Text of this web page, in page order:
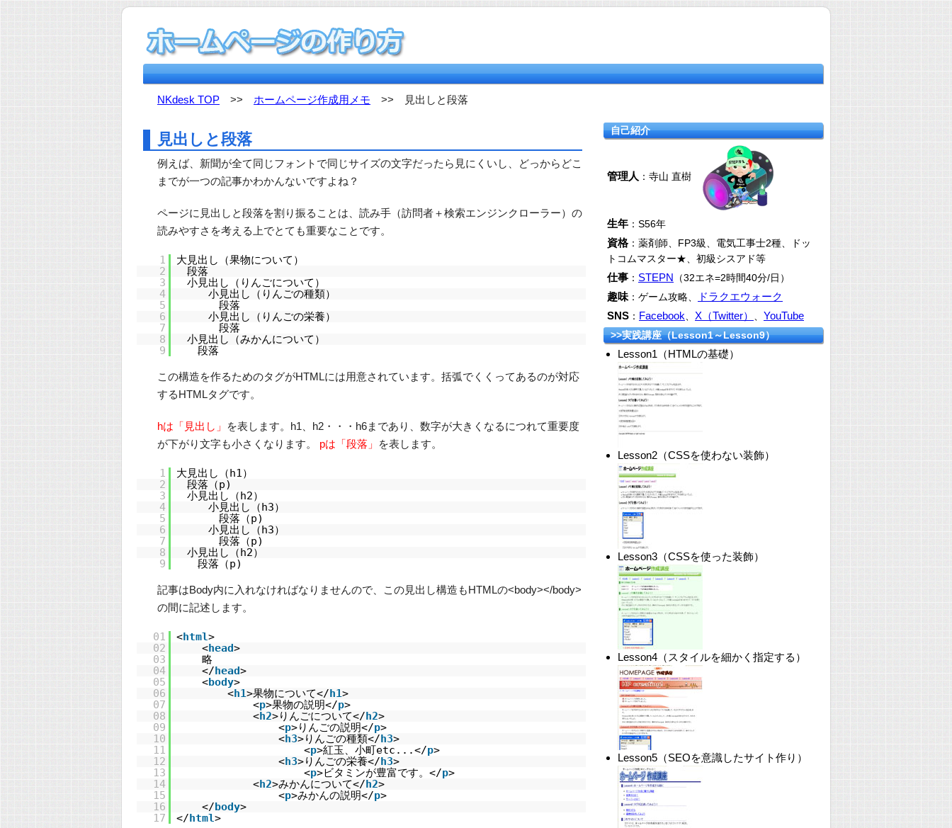
NKdesk TOP >> ホームページ作成用メモ >> 見出しと段落
見出しと段落
例えば、新聞が全て同じフォントで同じサイズの文字だったら見にくいし、どっからどこ
までが一つの記事かわかんないですよね？
ページに見出しと段落を割り振ることは、読み手（訪問者＋検索エンジンクローラー）の
読みやすさを考える上でとても重要なことです。
1
大見出し（果物について）
2
段落
3
小見出し（りんごについて）
4
小見出し（りんごの種類）
5
段落
6
小見出し（りんごの栄養）
7
段落
8
小見出し（みかんについて）
9
段落
この構造を作るためのタグがHTMLには用意されています。括弧でくくってあるのが対応
するHTMLタグです。
hは「見出し」
を表します。h1、h2・・・h6まであり、数字が大きくなるにつれて重要度
が下がり文字も小さくなります。
pは「段落」 を表します。
1
大見出し（h1）
2
段落（p)
3
小見出し（h2）
4
小見出し（h3）
5
段落（p)
6
小見出し（h3）
7
段落（p)
8
小見出し（h2）
9
段落（p)
記事はBody内に入れなければなりませんので、この見出し構造もHTMLの<body></body>
の間に記述します。
01 <html>
02
<head>
03
略
04
</head>
05
<body>
06
<h1>果物について</h1>
07
<p>果物の説明</p>
08
<h2>りんごについて</h2>
09
<p>りんごの説明</p>
10
<h3>りんごの種類</h3>
11
<p>紅玉、小町etc...</p>
12
<h3>りんごの栄養</h3>
13
<p>ビタミンが豊富です。</p>
14
<h2>みかんについて</h2>
15
<p>みかんの説明</p>
16
</body>
17
</html>
自己紹介
管理人 ：寺山 直樹
生年 ：S56年
資格：薬剤師、FP3級、電気工事士2種、ドッ
トコムマスター★、初級シスアド等
仕事 ： STEPN （32エネ=2時間40分/日）
趣味 ：ゲーム攻略、
ドラクエウォーク
SNS ： Facebook X（Twitter） YouTube
>>実践講座（Lesson1～Lesson9）
Lesson1（HTMLの基礎）
Lesson2（CSSを使わない装飾）
Lesson3（CSSを使った装飾）
Lesson4（スタイルを細かく指定する）
Lesson5（SEOを意識したサイト作り）